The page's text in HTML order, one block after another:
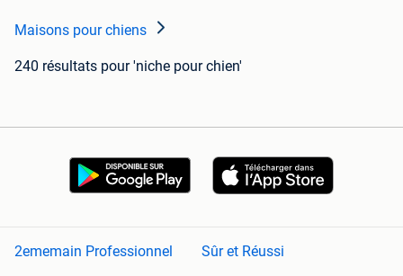
Maisons pour chiens
240 résultats pour 'niche pour chien'
2ememain Professionnel
Sûr et Réussi